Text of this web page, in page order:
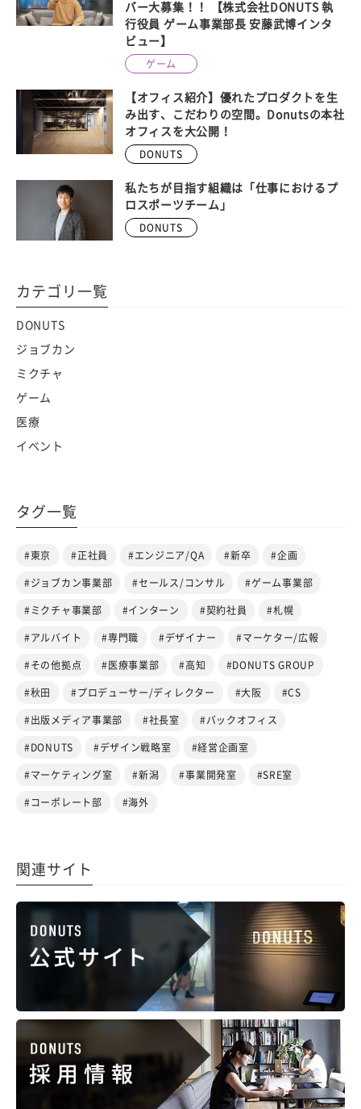
バー大募集！！ 【株式会社DONUTS 執
行役員 ゲーム事業部長 安藤武博インタ
ビュー】
ゲーム
【オフィス紹介】優れたプロダクトを生
み出す、こだわりの空間。Donutsの本社
オフィスを大公開！
DONUTS
私たちが目指す組織は「仕事におけるプ
ロスポーツチーム」
DONUTS
カテゴリ一覧
DONUTS
ジョブカン
ミクチャ
ゲーム
医療
イベント
タグ一覧
#東京 #正社員 #エンジニア/QA #新卒 #企画
#ジョブカン事業部 #セールス/コンサル #ゲーム事業部
#ミクチャ事業部 #インターン #契約社員 #札幌
#アルバイト #専門職 #デザイナー #マーケター/広報
#その他拠点 #医療事業部 #高知 #DONUTS GROUP
#秋田 #プロデューサー/ディレクター #大阪 #CS
#出版メディア事業部 #社長室 #バックオフィス
#DONUTS #デザイン戦略室 #経営企画室
#マーケティング室 #新潟 #事業開発室 #SRE室
#コーポレート部 #海外
関連サイト